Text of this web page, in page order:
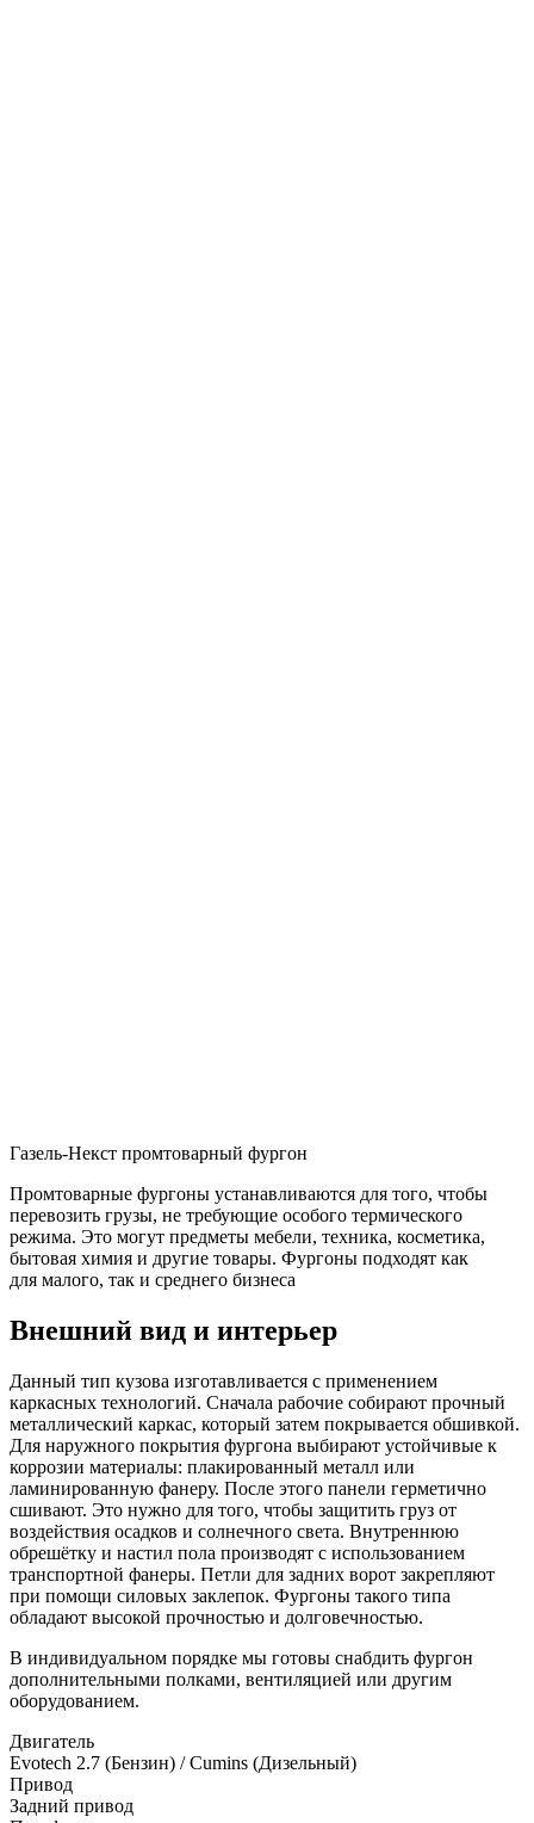
Газель-Некст промтоварный фургон
Промтоварные фургоны устанавливаются для того, чтобы
перевозить грузы, не требующие особого термического
режима. Это могут предметы мебели, техника, косметика,
бытовая химия и другие товары. Фургоны подходят как
для малого, так и среднего бизнеса
Внешний вид и интерьер
Данный тип кузова изготавливается с применением
каркасных технологий. Сначала рабочие собирают прочный
металлический каркас, который затем покрывается обшивкой.
Для наружного покрытия фургона выбирают устойчивые к
коррозии материалы: плакированный металл или
ламинированную фанеру. После этого панели герметично
сшивают. Это нужно для того, чтобы защитить груз от
воздействия осадков и солнечного света. Внутреннюю
обрешётку и настил пола производят с использованием
транспортной фанеры. Петли для задних ворот закрепляют
при помощи силовых заклепок. Фургоны такого типа
обладают высокой прочностью и долговечностью.
В индивидуальном порядке мы готовы снабдить фургон
дополнительными полками, вентиляцией или другим
оборудованием.
Двигатель
Evotech 2.7 (Бензин) / Cumins (Дизельный)
Привод
Задний привод